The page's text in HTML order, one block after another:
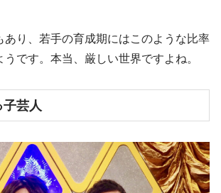
あり、若手の育成期にはこのような比率
です。本当、厳しい世界ですよね。
芸人